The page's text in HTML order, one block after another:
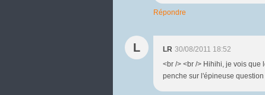
Répondre
L LR 30/08/2011 18:52
<br /> <br /> Hihihi, je vois que
penche sur l'épineuse question